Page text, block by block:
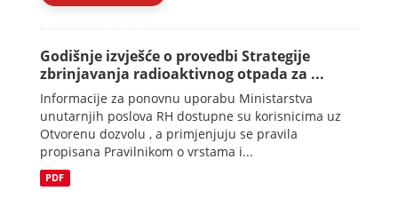
Godišnje izvješće o provedbi Strategije
zbrinjavanja radioaktivnog otpada za ...
Informacije za ponovnu uporabu Ministarstva
unutarnjih poslova RH dostupne su korisnicima uz
Otvorenu dozvolu , a primjenjuju se pravila
propisana Pravilnikom o vrstama i...
PDF